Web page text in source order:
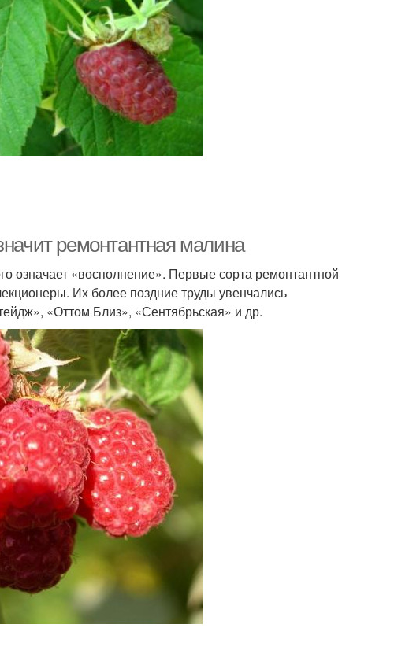
ремонтантная малина
означает «восполнение». Первые сорта ремонтантной
Их более поздние труды увенчались
«Оттом Близ», «Сентябрьская» и др.